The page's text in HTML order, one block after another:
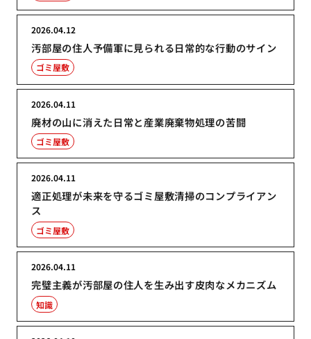
汚部屋の住人予備軍に見られる日常的な行動のサイン
2026.04.12
ゴミ屋敷
廃材の山に消えた日常と産業廃棄物処理の苦闘
2026.04.11
ゴミ屋敷
適正処理が未来を守るゴミ屋敷清掃のコンプライアン
ス
2026.04.11
ゴミ屋敷
完璧主義が汚部屋の住人を生み出す皮肉なメカニズム
2026.04.11
知識